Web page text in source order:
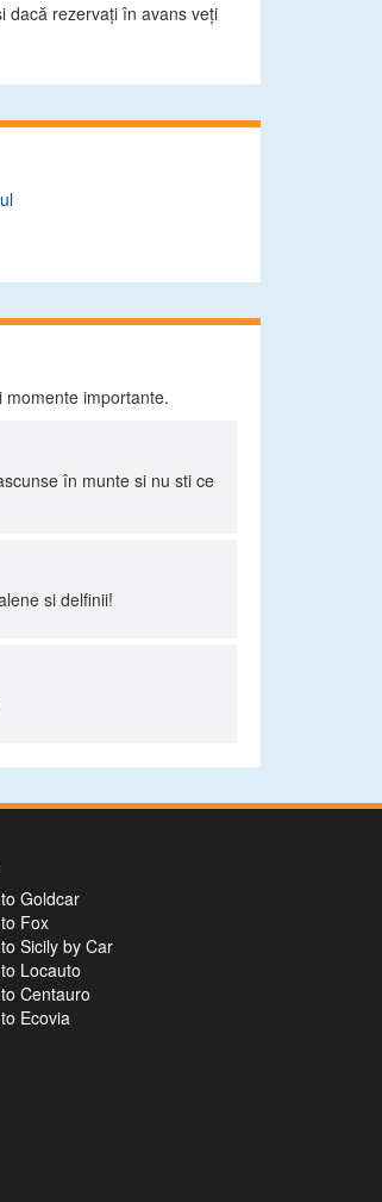
dacă rezervaţi în avans veţi
importante.
în munte si nu sti ce
si delfinii!
Goldcar
Fox
Sicily by Car
Locauto
Centauro
Ecovia